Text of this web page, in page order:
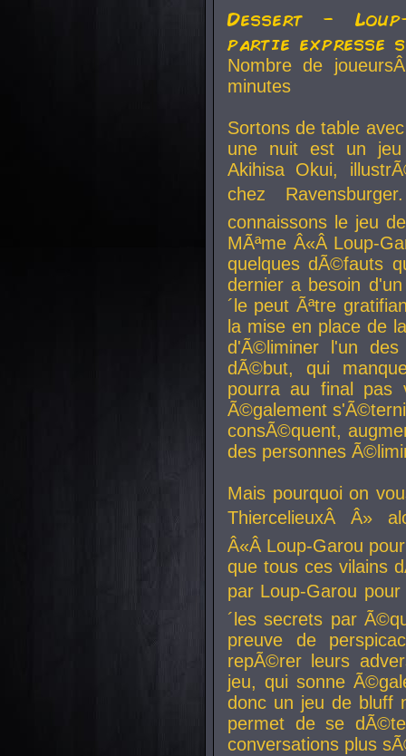
Dessert -
partie expresse
Nombre de
minutes
Sortons de table
une nuit est un
Akihisa Okui,
chez
connaissons le jeu
MÃªme Â«Â Loup-
quelques dÃ©fauts
dernier a besoin
´le peut Ãªtre
la mise en place de
d'Ã©liminer l'un
dÃ©but, qui
pourra au final pas
Ã©galement
consÃ©quent,
des personnes
Mais pourquoi on
ThiercelieuxÂ Â»
Â«Â Loup-Garou
que tous ces vilains
par Loup-Garou
´les secrets par
preuve de
repÃ©rer leurs
jeu, qui sonne
donc un jeu de bluff
permet de se
conversations plus